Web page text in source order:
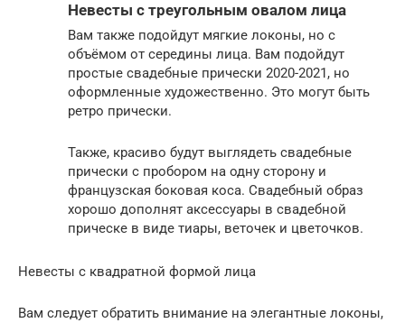
Невесты с треугольным овалом лица
Вам также подойдут мягкие локоны, но с
объёмом от середины лица. Вам подойдут
простые свадебные прически 2020-2021, но
оформленные художественно. Это могут быть
ретро прически.
Также, красиво будут выглядеть свадебные
прически с пробором на одну сторону и
французская боковая коса. Свадебный образ
хорошо дополнят аксессуары в свадебной
прическе в виде тиары, веточек и цветочков.
Невесты с квадратной формой лица
Вам следует обратить внимание на элегантные локоны,